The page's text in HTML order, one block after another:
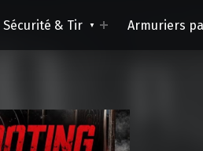
Sécurité & Tir Armuriers